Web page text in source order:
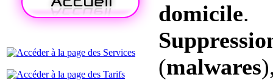
domicile.
(malwares